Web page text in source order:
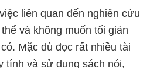
liên quan đến nghiên cứu
và không muốn tối giản
Mặc dù đọc rất nhiều tài
tính và sử dụng sách nói,